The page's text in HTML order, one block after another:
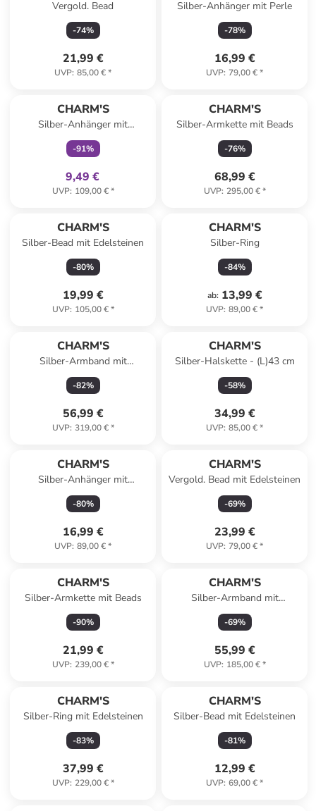
Vergold. Bead
-74%
21,99 €
UVP: 85,00 €*
Silber-Anhänger mit Perle
-78%
16,99 €
UVP: 79,00 €*
CHARM'S
Silber-Anhänger mit
Edelsteinen
-91%
9,49 €
UVP: 109,00 €*
CHARM'S
Silber-Armkette mit Beads
-76%
68,99 €
UVP: 295,00 €*
CHARM'S
Silber-Bead mit Edelsteinen
-80%
19,99 €
UVP: 105,00 €*
CHARM'S
Silber-Ring
-84%
ab: 13,99 €
UVP: 89,00 €*
CHARM'S
Silber-Armband mit
Schmuckelement
-82%
56,99 €
UVP: 319,00 €*
CHARM'S
Silber-Halskette - (L)43 cm
-58%
34,99 €
UVP: 85,00 €*
CHARM'S
Silber-Anhänger mit
Edelsteinen und Perle
-80%
16,99 €
UVP: 89,00 €*
CHARM'S
Vergold. Bead mit Edelsteinen
-69%
23,99 €
UVP: 79,00 €*
CHARM'S
Silber-Armkette mit Beads
-90%
21,99 €
UVP: 239,00 €*
CHARM'S
Silber-Armband mit
Schmuckelement
-69%
55,99 €
UVP: 185,00 €*
CHARM'S
Silber-Ring mit Edelsteinen
-83%
37,99 €
UVP: 229,00 €*
CHARM'S
Silber-Bead mit Edelsteinen
-81%
12,99 €
UVP: 69,00 €*